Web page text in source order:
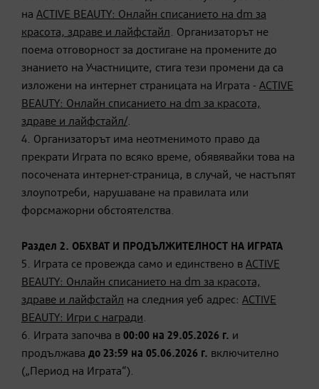
на ACTIVE BEAUTY: Онлайн списанието на dm за
красота, здраве и лайфстайл. Организаторът не
поема отговорност за достигане на промените до
знанието на Участниците, стига тези промени да са
изложени на интернет страницата на Играта - ACTIVE
BEAUTY: Онлайн списанието на dm за красота,
здраве и лайфстайл/.
4. Организаторът има неотменимото право да
прекрати Играта по всяко време, обявявайки това на
посочената интернет-страница, в случай, че настъпят
злоупотреби, нарушаване на правилата или
форсмажорни обстоятелства.
Раздел 2. ОБХВАТ И ПРОДЪЛЖИТЕЛНОСТ НА ИГРАТА
5. Играта се провежда само и единствено в ACTIVE
BEAUTY: Онлайн списанието на dm за красота,
здраве и лайфстайл на следния уеб адрес: ACTIVE
BEAUTY: Игри с награди.
6. Играта започва в 00:00 на 29.05.2026 г. и
продължава до 23:59 на 05.06.2026 г. включително
(„Период на Играта“).